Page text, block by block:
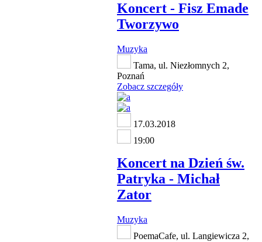
Koncert - Fisz Emade
Tworzywo
Muzyka
Tama, ul. Niezłomnych 2,
Poznań
Zobacz szczegóły
17.03.2018
19:00
Koncert na Dzień św.
Patryka - Michał
Zator
Muzyka
PoemaCafe, ul. Langiewicza 2,